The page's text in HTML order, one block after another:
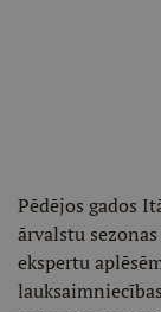
Pēdējos gados
ārvalstu
ekspertu